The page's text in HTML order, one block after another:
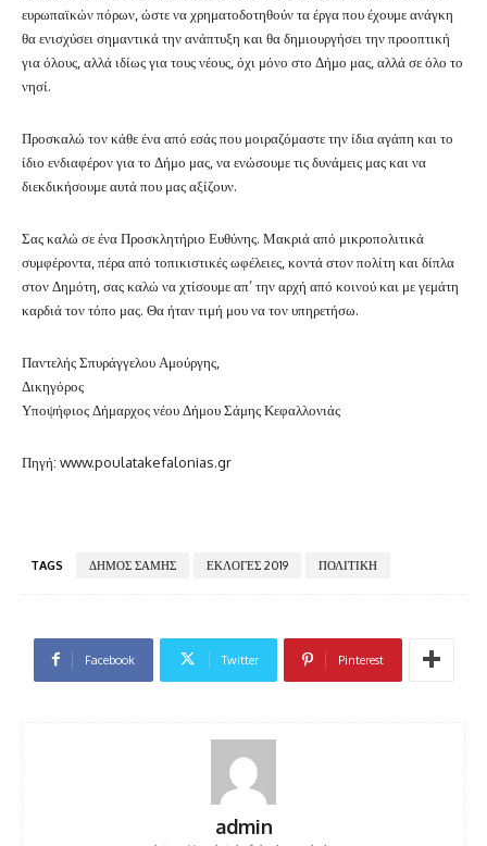
ευρωπαϊκών πόρων, ώστε να χρηματοδοτηθούν τα έργα που έχουμε ανάγκη
θα ενισχύσει σημαντικά την ανάπτυξη και θα δημιουργήσει την προοπτική
για όλους, αλλά ιδίως για τους νέους, όχι μόνο στο Δήμο μας, αλλά σε όλο το
νησί.
Προσκαλώ τον κάθε ένα από εσάς που μοιραζόμαστε την ίδια αγάπη και το
ίδιο ενδιαφέρον για το Δήμο μας, να ενώσουμε τις δυνάμεις μας και να
διεκδικήσουμε αυτά που μας αξίζουν.
Σας καλώ σε ένα Προσκλητήριο Ευθύνης. Μακριά από μικροπολιτικά
συμφέροντα, πέρα από τοπικιστικές ωφέλειες, κοντά στον πολίτη και δίπλα
στον Δημότη, σας καλώ να χτίσουμε απ’ την αρχή από κοινού και με γεμάτη
καρδιά τον τόπο μας. Θα ήταν τιμή μου να τον υπηρετήσω.
Παντελής Σπυράγγελου Αμούργης,
Δικηγόρος
Υποψήφιος Δήμαρχος νέου Δήμου Σάμης Κεφαλλονιάς
Πηγή: www.poulatakefalonias.gr
TAGS ΔΗΜΟΣ ΣΑΜΗΣ ΕΚΛΟΓΕΣ 2019 ΠΟΛΙΤΙΚΗ
Facebook Twitter Pinterest
admin